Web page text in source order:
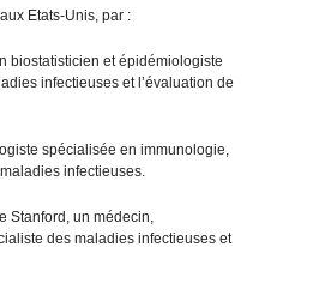
Etats-Unis, par :
biostatisticien et épidémiologiste
infectieuses et l’évaluation de
spécialisée en immunologie,
infectieuses.
Stanford, un médecin,
des maladies infectieuses et